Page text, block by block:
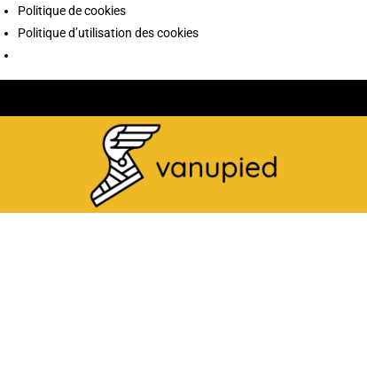
Politique de cookies
Politique d’utilisation des cookies